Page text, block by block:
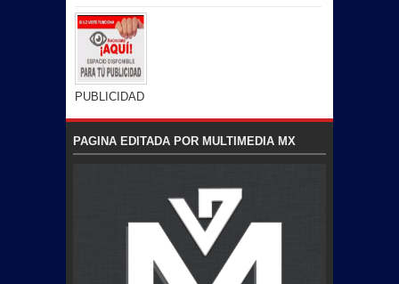
PUBLICIDAD
PAGINA EDITADA POR MULTIMEDIA MX